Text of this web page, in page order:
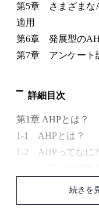
第5章 さまざまな
適用
第6章 発展型の
第7章 アンケート
詳細目次
第1章 AHPとは？
1-1 AHPとは？
1-2 AHPってなに?
1-4 AHPの提唱者
続きを